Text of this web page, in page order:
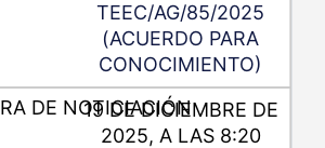
TEEC/AG/85/2025
(ACUERDO PARA
CONOCIMIENTO)
19 DE DICIEMBRE DE
2025, A LAS 8:20